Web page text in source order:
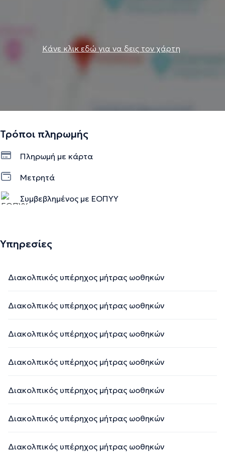
Κάνε κλικ εδώ για να δεις τον χάρτη
Τρόποι πληρωμής
Πληρωμή με κάρτα
Μετρητά
Συμβεβλημένος με ΕΟΠΥΥ
Υπηρεσίες
Διακολπικός υπέρηχος μήτρας ωοθηκών
Διακολπικός υπέρηχος μήτρας ωοθηκών
Διακολπικός υπέρηχος μήτρας ωοθηκών
Διακολπικός υπέρηχος μήτρας ωοθηκών
Διακολπικός υπέρηχος μήτρας ωοθηκών
Διακολπικός υπέρηχος μήτρας ωοθηκών
Διακολπικός υπέρηχος μήτρας ωοθηκών